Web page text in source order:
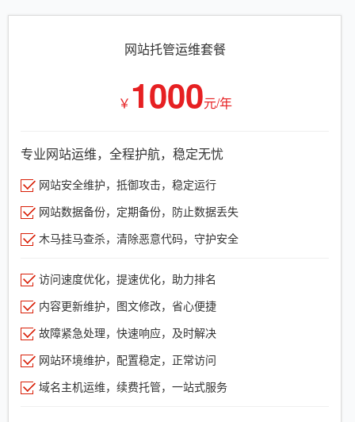
网站托管运维套餐
￥ 1000元/年
专业网站运维，全程护航，稳定无忧
网站安全维护，抵御攻击，稳定运行
网站数据备份，定期备份，防止数据丢失
木马挂马查杀，清除恶意代码，守护安全
访问速度优化，提速优化，助力排名
内容更新维护，图文修改，省心便捷
故障紧急处理，快速响应，及时解决
网站环境维护，配置稳定，正常访问
域名主机运维，续费托管，一站式服务